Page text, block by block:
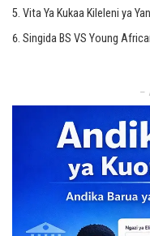
Vita Ya Kukaa Kileleni ya
Singida BS VS Young
–